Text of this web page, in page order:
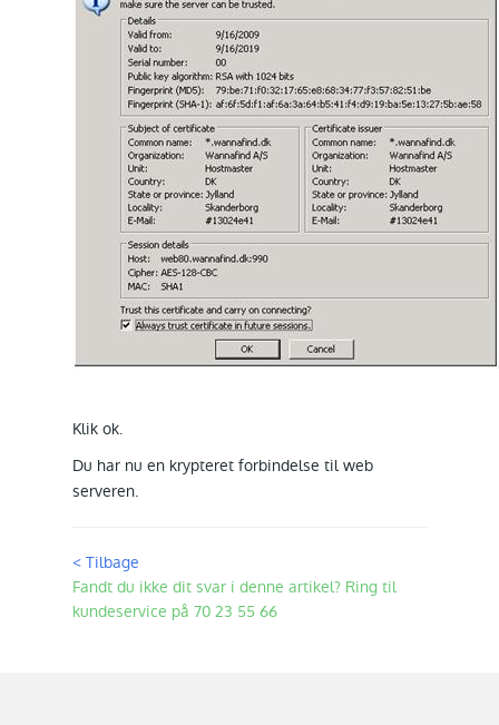
Klik ok.
Du har nu en krypteret forbindelse til web
serveren.
< Tilbage
Fandt du ikke dit svar i denne artikel? Ring til
kundeservice på 70 23 55 66